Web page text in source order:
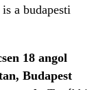
a budapesti
18 angol
Budapest